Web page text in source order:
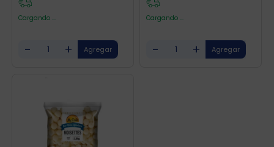
Cargando ...
- +
Cargando ...
- +